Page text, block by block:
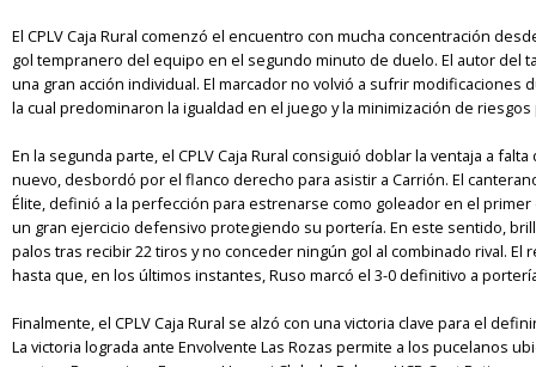
El CPLV Caja Rural comenzó el encuentro con mucha concentración
gol tempranero del equipo en el segundo minuto de duelo. El autor del
una gran acción individual. El marcador no volvió a sufrir modificaciones
la cual predominaron la igualdad en el juego y la minimización de
En la segunda parte, el CPLV Caja Rural consiguió doblar la ventaja a
nuevo, desbordó por el flanco derecho para asistir a Carrión. El
Élite, definió a la perfección para estrenarse como goleador en el
un gran ejercicio defensivo protegiendo su portería. En este sentido,
palos tras recibir 22 tiros y no conceder ningún gol al combinado rival.
hasta que, en los últimos instantes, Ruso marcó el 3-0 definitivo a
Finalmente, el CPLV Caja Rural se alzó con una victoria clave para el
La victoria lograda ante Envolvente Las Rozas permite a los pucelanos